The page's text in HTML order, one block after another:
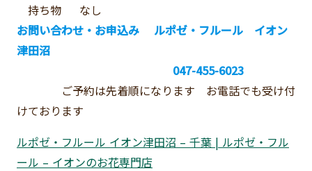
持ち物 なし
お問い合わせ・お申込み ルポゼ・フルール イオン
津田沼
047-455-6023
ご予約は先着順になります お電話でも受け付
けております
ルポゼ・フルール イオン津田沼 – 千葉 | ルポゼ・フル
ール – イオンのお花専門店